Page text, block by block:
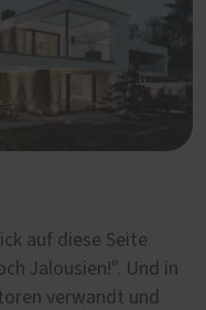
auf diese Seite
Jalousien!". Und in
verwandt und